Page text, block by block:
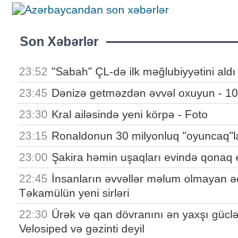
Son Xəbərlər
23:52 "Sabah" ÇL-də ilk məğlubiyyətini
23:45 Dənizə getməzdən əvvəl oxuyun -
23:30 Kral ailəsində yeni körpə - Foto
23:15 Ronaldonun 30 milyonluq
23:00 Şakira həmin uşaqları evində qonaq
22:45 İnsanların əvvəllər məlum olmayan
Təkamülün yeni sirləri
22:30 Ürək və qan dövranını ən yaxşı
Velosiped və gəzinti deyil